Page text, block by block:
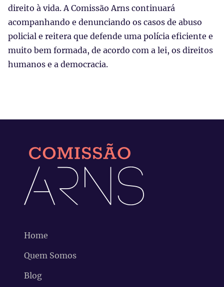
direito à vida. A Comissão Arns continuará
acompanhando e denunciando os casos de abuso
policial e reitera que defende uma polícia eficiente e
muito bem formada, de acordo com a lei, os direitos
humanos e a democracia.
Home
Quem Somos
Blog